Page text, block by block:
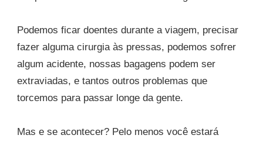
Podemos ficar doentes durante a viagem, precisar
fazer alguma cirurgia às pressas, podemos sofrer
algum acidente, nossas bagagens podem ser
extraviadas, e tantos outros problemas que
torcemos para passar longe da gente.
Mas e se acontecer? Pelo menos você estará